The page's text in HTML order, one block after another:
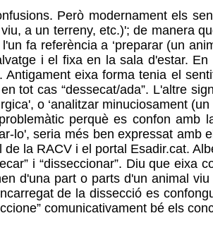
Però modernament els
a un terreny, etc.)'; de manera
fa referència a ‘preparar (un
i el fixa en la sala d'estar.
eixa forma tenia el
tot cas “dessecat/ada”. L'altre
o ‘analitzar minuciosament
perquè es confon amb
seria més ben expressat amb
la RACV i el portal Esadir.cat.
i “disseccionar”. Diu que eixa
d'una part o parts d'un animal
de la dissecció es
comunicativament bé els